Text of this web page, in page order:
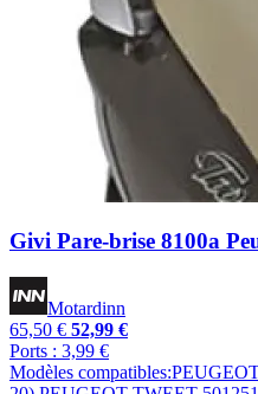
Givi Pare-brise 8100a
Motardinn
65,50 € 52,99 €
Ports : 3,99 €
Modèles